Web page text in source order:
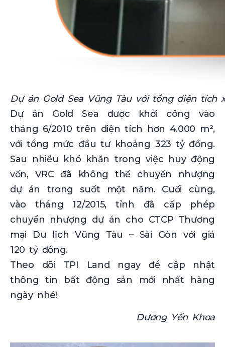
Dự án Gold Sea Vũng Tàu với tổng diện tích
Dự án Gold Sea được khởi công vào
tháng 6/2010 trên diện tích hơn 4.000 m²,
với tổng mức đầu tư khoảng 323 tỷ đồng.
Sau nhiều khó khăn trong việc huy động
vốn, VRC đã không thể chuyển nhượng
dự án trong suốt một năm. Cuối cùng,
vào tháng 12/2015, tỉnh đã cấp phép
chuyển nhượng dự án cho CTCP Thương
mại Du lịch Vũng Tàu – Sài Gòn với giá
120 tỷ đồng.
Theo dõi TPI Land ngay để cập nhật
thông tin bất động sản mới nhất hàng
ngày nhé!
Dương Yến Khoa